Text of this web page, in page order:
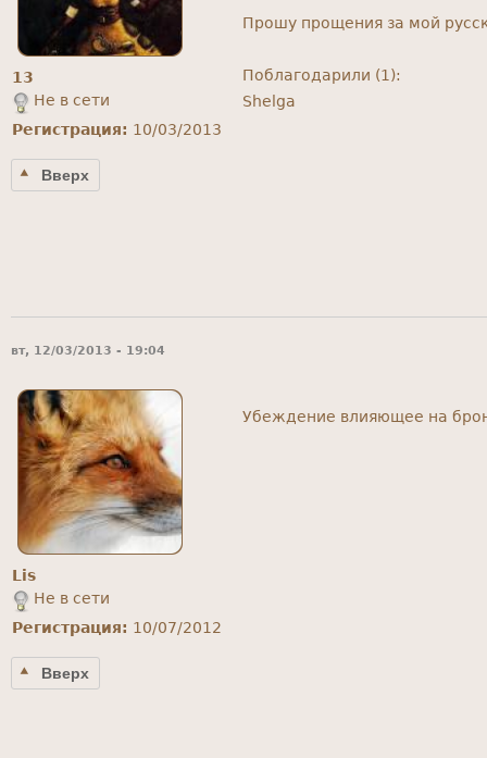
13
Не в сети
Регистрация: 10/03/2013
Прошу прощения за мой
Поблагодарили (1):
Shelga
Вверх
вт, 12/03/2013 - 19:04
Lis
Не в сети
Регистрация: 10/07/2012
Убеждение влияющее на
Вверх